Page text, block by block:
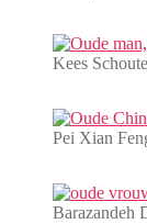
Kees
Pei Xian
Barazandeh